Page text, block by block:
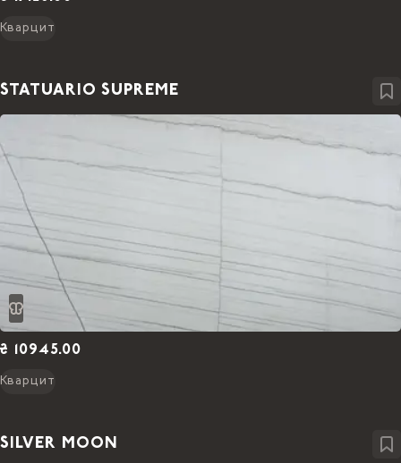
Кварцит
STATUARIO SUPREME
₴ 10945.00
Кварцит
SILVER MOON